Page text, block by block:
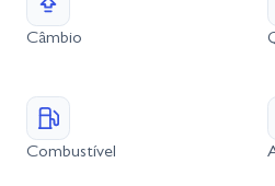
Câmbio
Combustível